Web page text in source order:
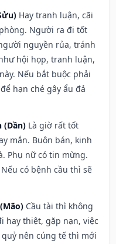
Hay tranh luận, cãi
Người ra đi tốt
nguyền rủa, tránh
hội họp, tranh luận,
Nếu bắt buộc phải
hạn ché gây ẩu đả
(Dần) Là giờ rất tốt
mắn. Buôn bán, kinh
Phụ nữ có tin mừng.
có bệnh cầu thì sẽ
Cầu tài thì không
hay thiệt, gặp nạn, việc
nên cúng tế thì mới